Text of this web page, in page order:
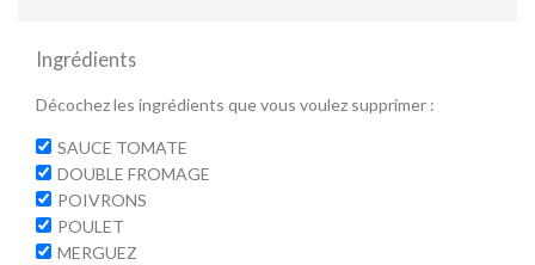
Ingrédients
Décochez les ingrédients que vous voulez supprimer :
SAUCE TOMATE
DOUBLE FROMAGE
POIVRONS
POULET
MERGUEZ